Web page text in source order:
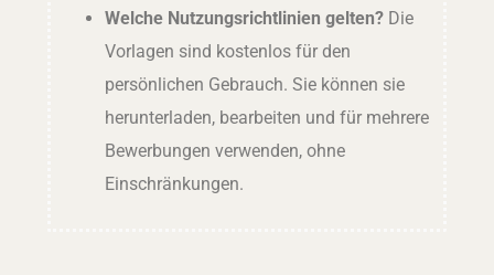
Welche Nutzungsrichtlinien gelten?Die
Vorlagen sind kostenlos für den
persönlichen Gebrauch. Sie können sie
herunterladen, bearbeiten und für mehrere
Bewerbungen verwenden, ohne
Einschränkungen.